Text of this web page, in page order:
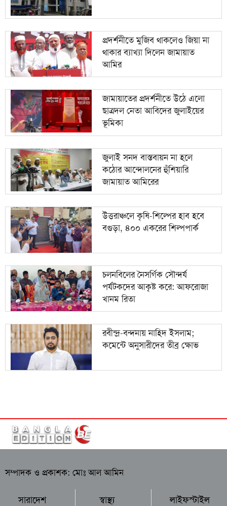
প্রদর্শনীতে মুজিব থাকলেও জিয়া না
থাকার ব্যাখ্যা দিলেন জামায়াত
আমির
জামায়াতের প্রদর্শনীতে উঠে এলো
ছাত্রদল নেতা আবিদের জুলাইয়ের
ভূমিকা
জুলাই সনদ বাস্তবায়ন না হলে
কঠোর আন্দোলনের হুঁশিয়ারি
জামায়াত আমিরের
উত্তরাঞ্চলে কৃষি-শিল্পের হাব হবে
বগুড়া, ৪০০ একরের শিল্পপার্ক
চলনবিলের নৈসর্গিক সৌন্দর্য
পর্যটকদের আকৃষ্ট করে: আফরোজা
খানম রিতা
রবীন্দ্র-বন্দনায় নাহিদ ইসলাম;
কমেন্টে অনুসারীদের তীব্র ক্ষোভ
সম্পাদক ও প্রকাশক: মোঃ আল আমিন
সারাদেশ স্বাস্থ্য লাইফস্টাইল